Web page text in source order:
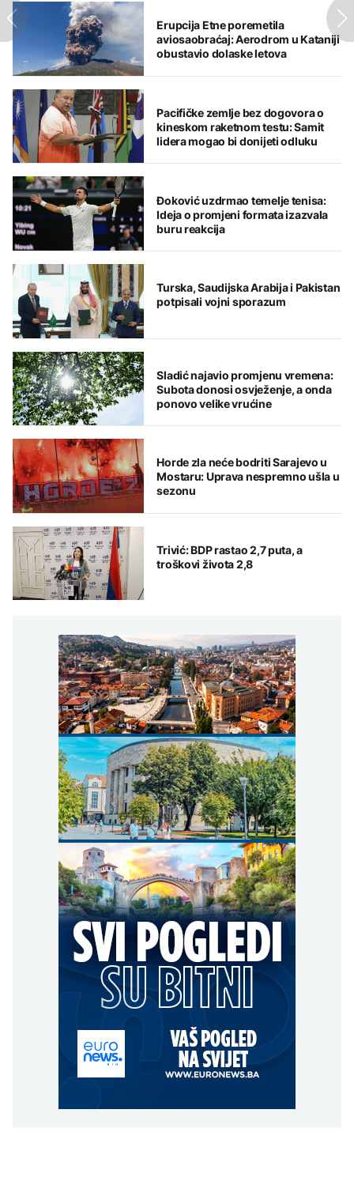
Erupcija Etne poremetila
aviosaobraćaj: Aerodrom u Kataniji
obustavio dolaske letova
Pacifičke zemlje bez dogovora o
kineskom raketnom testu: Samit
lidera mogao bi donijeti odluku
Đoković uzdrmao temelje tenisa:
Ideja o promjeni formata izazvala
buru reakcija
Turska, Saudijska Arabija i Pakistan
potpisali vojni sporazum
Sladić najavio promjenu vremena:
Subota donosi osvježenje, a onda
ponovo velike vrućine
Horde zla neće bodriti Sarajevo u
Mostaru: Uprava nespremno ušla u
sezonu
Trivić: BDP rastao 2,7 puta, a
troškovi života 2,8